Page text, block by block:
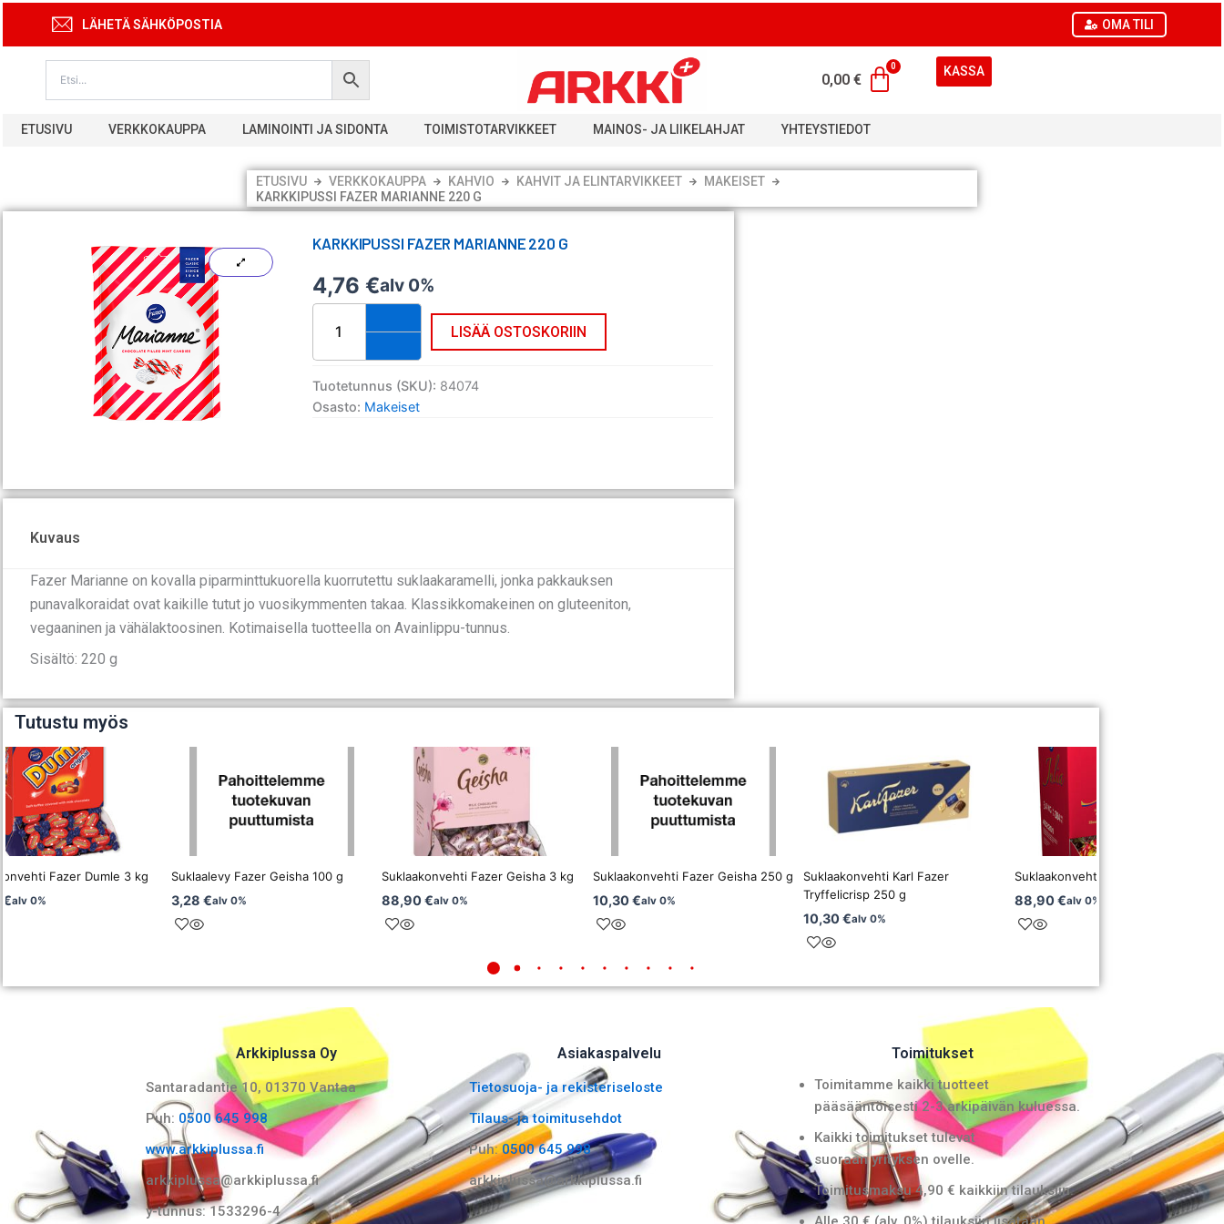
sisältöön
LÄHETÄ SÄHKÖPOSTIA OMA TILI
0,00 €
KASSA
ETUSIVU VERKKOKAUPPA LAMINOINTI JA SIDONTA TOIMISTOTARVIKKEET MAINOS- JA LIIKELAHJAT YHTEYSTIEDOT
ETUSIVU VERKKOKAUPPA KAHVIO KAHVIT JA ELINTARVIKKEET
MAKEISET
KARKKIPUSSI FAZER MARIANNE 220 G
KARKKIPUSSI FAZER MARIANNE 220 G
4,76€alv 0%
Karkkipussi
Fazer
220
g
määrä
LISÄÄ OSTOSKORIIN
Tuotetunnus (SKU): 84074
Osasto: Makeiset
Kuvaus
Fazer Marianne on kovalla piparminttukuorella kuorrutettu suklaakaramelli, jonka pakkauksen
punavalkoraidat ovat kaikille tutut jo vuosikymmenten takaa. Klassikkomakeinen on gluteeniton,
vegaaninen ja vähälaktoosinen. Kotimaisella tuotteella on Avainlippu-tunnus.
Sisältö: 220 g
Tutustu myös
Fazer Dumle 3 kg
€alv 0%
Suklaalevy Fazer Geisha 100 g
3,28 €alv 0%
Suklaakonvehti Fazer Geisha 3 kg
88,90€alv 0%
Suklaakonvehti Fazer Geisha 250 g
10,30€alv 0%
Suklaakonvehti Karl Fazer
Tryffelicrisp 250 g
10,30€alv 0%
Suklaakonvehti Fazer Julia 3 kg
88,90€alv 0%
Arkkiplussa Oy
Santaradantie 10, 01370 Vantaa​
Puh: 0500 645 998
www.arkkiplussa.fi
arkkiplussa@arkkiplussa.fi
y-tunnus: 1533296-4
Asiakaspalvelu
Tietosuoja- ja rekisteriseloste
Tilaus- ja toimitusehdot
Puh:0500 645 998
arkkiplussa@arkkiplussa.fi
Toimitukset
Toimitamme kaikki tuotteet
pääsääntöisesti 2-3 arkipäivän kuluessa.
Kaikki toimitukset tulevat
suoraan yrityksen ovelle.
Toimitusmaksu 4,90 € kaikkiin tilauksiin.